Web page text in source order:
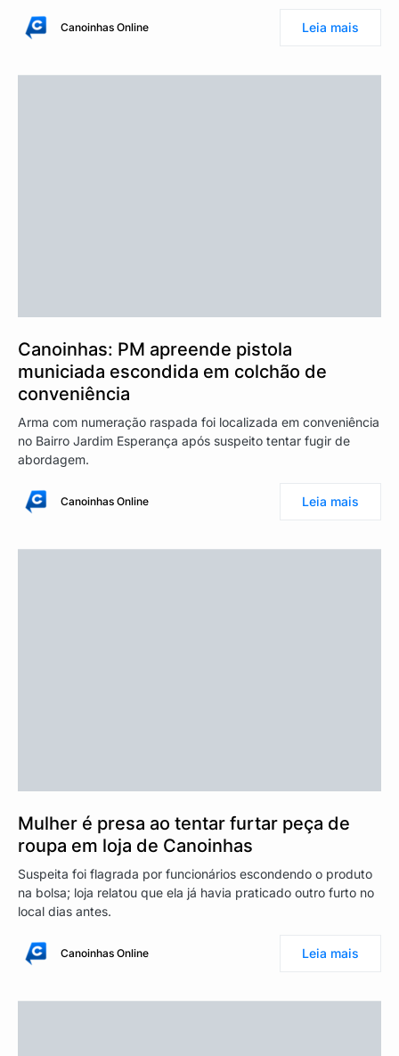
Canoinhas Online Leia mais
Canoinhas: PM apreende pistola
municiada escondida em colchão de
conveniência
Arma com numeração raspada foi localizada em conveniência
no Bairro Jardim Esperança após suspeito tentar fugir de
abordagem.
Canoinhas Online Leia mais
Mulher é presa ao tentar furtar peça de
roupa em loja de Canoinhas
Suspeita foi flagrada por funcionários escondendo o produto
na bolsa; loja relatou que ela já havia praticado outro furto no
local dias antes.
Canoinhas Online Leia mais